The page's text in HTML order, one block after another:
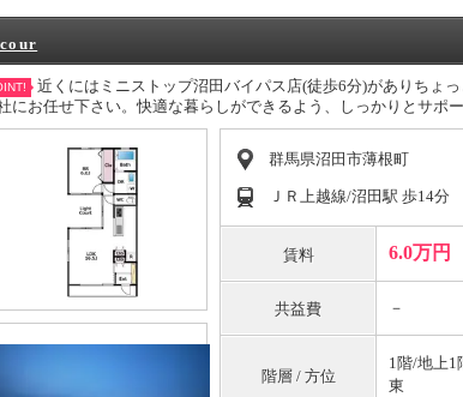
cour
近くにはミニストップ沼田バイパス店(徒歩6分)がありちょ
にお任せ下さい。快適な暮らしができるよう、しっかりとサポ
群馬県沼田市薄根町
ＪＲ上越線/沼田駅 歩14分
賃料 6.0万円
共益費 －
階層 / 方位
1階/地上1
東